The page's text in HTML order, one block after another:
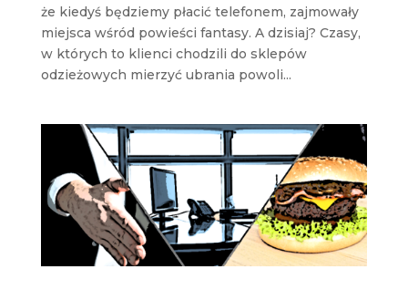
że kiedyś będziemy płacić telefonem, zajmowały
miejsca wśród powieści fantasy. A dzisiaj? Czasy,
w których to klienci chodzili do sklepów
odzieżowych mierzyć ubrania powoli...